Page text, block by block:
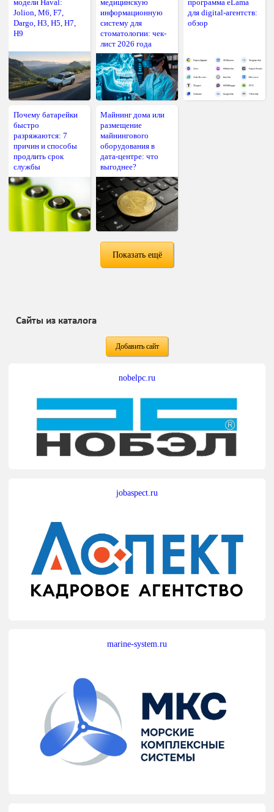
модели Haval:
Jolion, M6, F7,
Dargo, H3, H5, H7,
H9
медицинскую
информационную
систему для
стоматологии: чек-
лист 2026 года
программа eLama
для digital-агентств:
обзор
Почему батарейки
быстро
разряжаются: 7
причин и способы
продлить срок
службы
Майнинг дома или
размещение
майнингового
оборудования в
дата-центре: что
выгоднее?
Показать ещё
Сайты из каталога
Добавить сайт
nobelpc.ru
jobaspect.ru
marine-system.ru